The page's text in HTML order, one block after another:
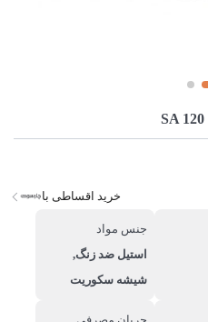
خرید اقساطی با
جنس مواد
استیل ضد زنگ,
شیشه سکوریت